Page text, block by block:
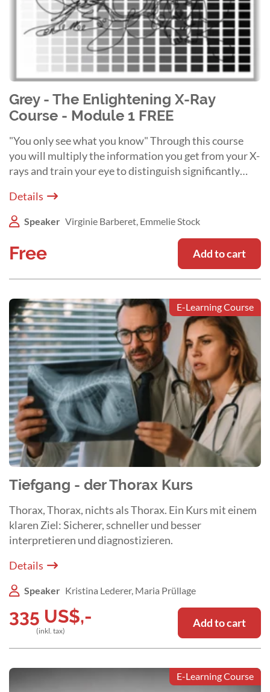
Grey - The Enlightening X-Ray
Course - Module 1 FREE
"You only see what you know" Through this course
you will multiply the information you get from your X-
rays and train your eye to distinguish significantly
Details
Speaker Virginie Barberet, Emmelie Stock
Free Add to cart
E-Learning Course
Tiefgang - der Thorax Kurs
Thorax, Thorax, nichts als Thorax. Ein Kurs mit einem
klaren Ziel: Sicherer, schneller und besser
interpretieren und diagnostizieren.
Details
Speaker Kristina Lederer, Maria Prüllage
335 US$,-
(inkl. tax)
Add to cart
E-Learning Course